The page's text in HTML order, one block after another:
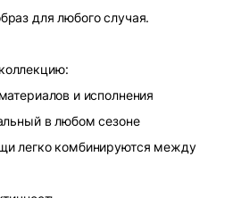
для любого случая.
и исполнения
в любом сезоне
легко комбинируются между